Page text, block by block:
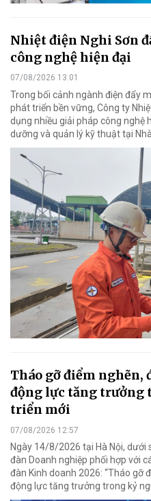
Nhiệt điện Nghi Sơn
công nghệ hiện đại
07/08/2026 13:01
Trong bối cảnh ngành điện đẩy
phát triển bền vững, Công ty
dụng nhiều giải pháp công nghệ
dưỡng và quản lý kỹ thuật tại
Tháo gỡ điểm nghẽn,
động lực tăng trưởng
triển mới
07/08/2026 12:57
Ngày 14/8/2026 tại Hà Nội, dưới
đàn Doanh nghiệp phối hợp với
đàn Kinh doanh 2026: “Tháo gỡ
động lực tăng trưởng trong kỷ